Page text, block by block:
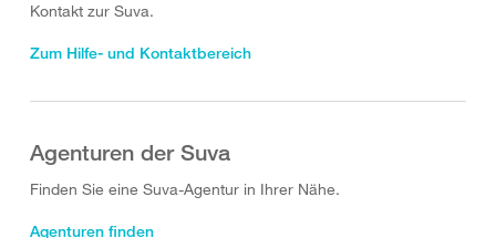
Kontakt zur Suva.
Zum Hilfe- und Kontaktbereich
Agenturen der Suva
Finden Sie eine Suva-Agentur in Ihrer Nähe.
Agenturen finden